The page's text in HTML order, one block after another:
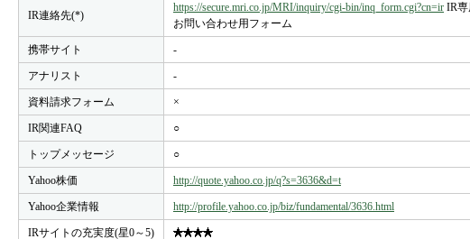
IR連絡先(*)
https://secure.mri.co.jp/MRI/inquiry/cgi-bin/inq_form.cgi?cn=ir IR
お問い合わせ用フォーム
携帯サイト -
アナリスト -
資料請求フォーム ×
IR関連FAQ ○
トップメッセージ ○
Yahoo株価 http://quote.yahoo.co.jp/q?s=3636&d=t
Yahoo企業情報 http://profile.yahoo.co.jp/biz/fundamental/3636.html
IRサイトの充実度(星0～5)